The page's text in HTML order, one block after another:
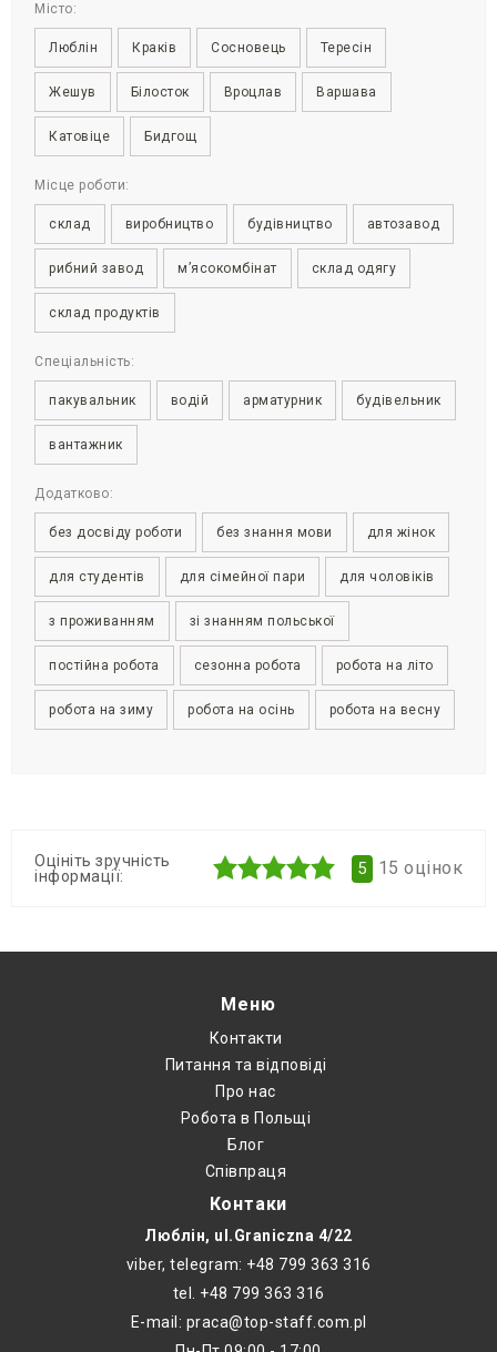
Місто:
Люблін Краків Сосновець Тересін
Жешув Білосток Вроцлав Варшава
Катовіце Бидгощ
Місце роботи:
склад виробництво будівництво автозавод
рибний завод м’ясокомбінат склад одягу
склад продуктів
Спеціальність:
пакувальник водій арматурник будівельник
вантажник
Додатково:
без досвіду роботи без знання мови для жінок
для студентів для сімейної пари для чоловіків
з проживанням зі знанням польської
постійна робота сезонна робота робота на літо
робота на зиму робота на осінь робота на весну
Оцініть зручність
інформації:
5 15 оцінок
Меню
Контакти
Питання та відповіді
Про нас
Робота в Польщі
Блог
Співпраця
Контаки
Люблін, ul.Graniczna 4/22
viber, telegram: +48 799 363 316
tel. +48 799 363 316
E-mail: praca@top-staff.com.pl